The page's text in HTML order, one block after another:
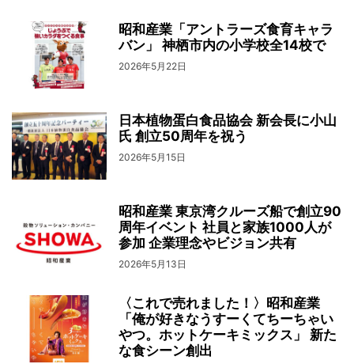
昭和産業「アントラーズ食育キャラ
バン」 神栖市内の小学校全14校で
2026年5月22日
日本植物蛋白食品協会 新会長に小山
氏 創立50周年を祝う
2026年5月15日
昭和産業 東京湾クルーズ船で創立90
周年イベント 社員と家族1000人が
参加 企業理念やビジョン共有
2026年5月13日
〈これで売れました！〉昭和産業
「俺が好きなうすーくてちーちゃい
やつ。ホットケーキミックス」 新た
な食シーン創出